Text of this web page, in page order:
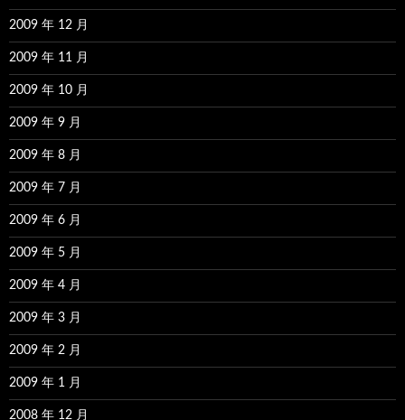
2009 年 12 月
2009 年 11 月
2009 年 10 月
2009 年 9 月
2009 年 8 月
2009 年 7 月
2009 年 6 月
2009 年 5 月
2009 年 4 月
2009 年 3 月
2009 年 2 月
2009 年 1 月
2008 年 12 月